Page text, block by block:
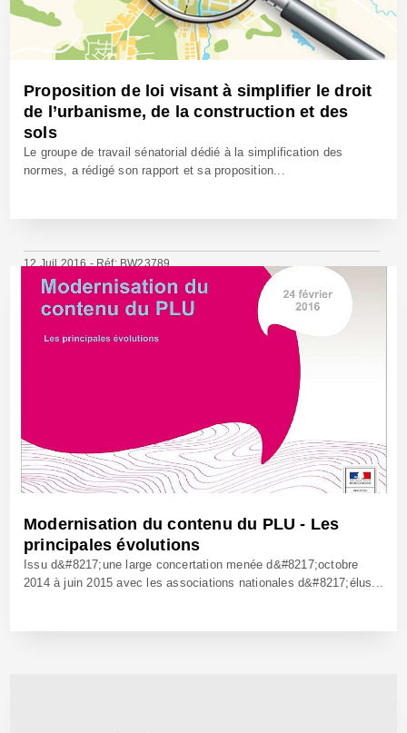
Proposition de loi visant à simplifier le droit
de l’urbanisme, de la construction et des
sols
Le groupe de travail sénatorial dédié à la simplification des
normes, a rédigé son rapport et sa proposition...
12 Juil 2016 - Réf: BW23789
Modernisation du contenu du PLU - Les
principales évolutions
Issu d&#8217;une large concertation menée d&#8217;octobre
2014 à juin 2015 avec les associations nationales d&#8217;élus...